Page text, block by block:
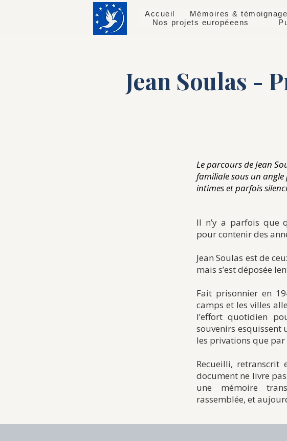
Accueil Mémoires &
Nos projets européeens
Jean Soulas -
Le parcours de Jean
familiale sous un angle
intimes et parfois
Il n’y a parfois que
pour contenir des
Jean Soulas est de
mais s’est déposée
Fait prisonnier en
camps et les villes
l’effort quotidien
souvenirs esquissent
les privations que par
Recueilli, retranscrit
document ne livre
une mémoire
rassemblée, et